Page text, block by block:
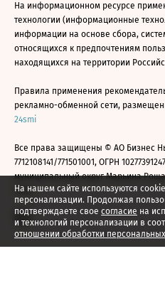
На нашем сайте используются
персонализации. Продолжая
подтверждаете свое согласие на
и технологий персонализации в
отношении обработки
На информационном ресурсе
технологии (информационные
информации на основе сбора,
относящихся к предпочтениям
находящихся на территории
Правила применения
рекламно-обменной сети,
24smi
Все права защищены © АО Бизнес
7712108141/771501001, ОГРН
муниципальный округ Марьина
2026